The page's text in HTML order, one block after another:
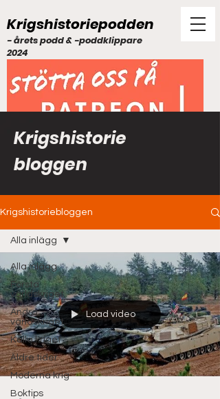
Krigshistoriepodden
- årets podd & -poddklippare
2024
Krigshistorie
bloggen
Krigshistoriebloggen
Alla inlägg
Första
världskriget
Andra
världskriget
Kalla kriget
Äldre tider
Moderna krig
Boktips
Alla inlägg
Load video